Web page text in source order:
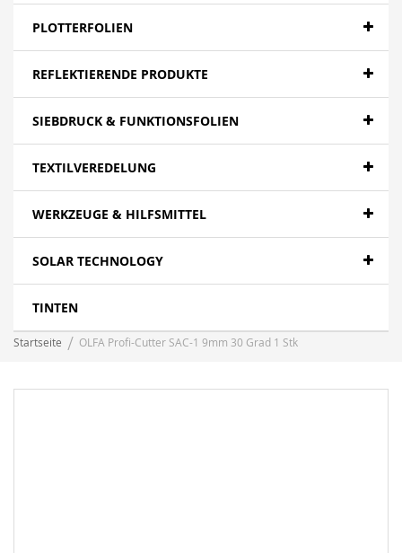
PLOTTERFOLIEN
REFLEKTIERENDE PRODUKTE
SIEBDRUCK & FUNKTIONSFOLIEN
TEXTILVEREDELUNG
WERKZEUGE & HILFSMITTEL
SOLAR TECHNOLOGY
TINTEN
Startseite OLFA Profi-Cutter SAC-1 9mm 30 Grad 1 Stk